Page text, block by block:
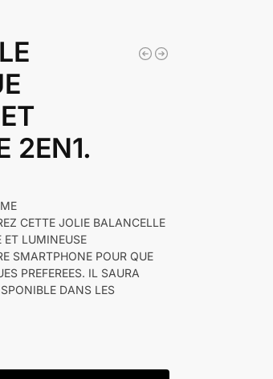
2EN1.
CETTE JOLIE BALANCELLE
ET LUMINEUSE
SMARTPHONE POUR QUE
PREFEREES. IL SAURA
DANS LES